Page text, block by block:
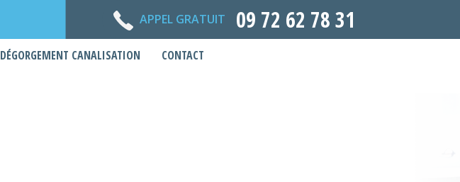
APPEL GRATUIT 09 72 62 78 31
DÉGORGEMENT CANALISATION CONTACT